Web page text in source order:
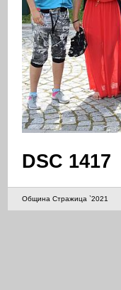
DSC 1417
Община Стражица `2021